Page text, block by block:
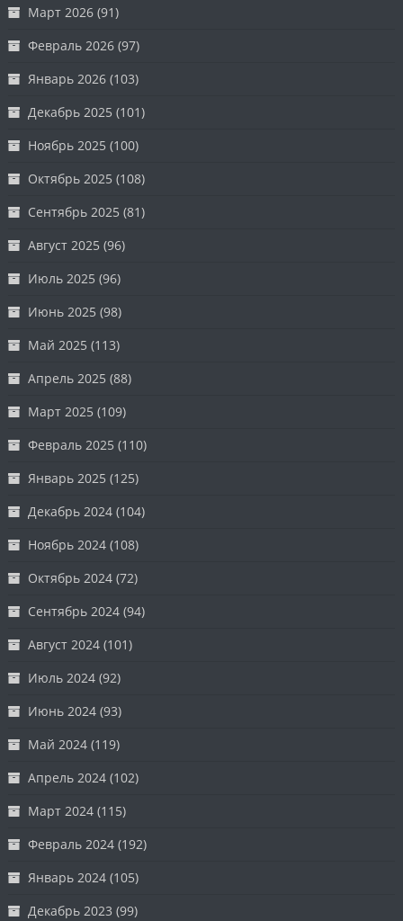
Март 2026 (91)
Февраль 2026 (97)
Январь 2026 (103)
Декабрь 2025 (101)
Ноябрь 2025 (100)
Октябрь 2025 (108)
Сентябрь 2025 (81)
Август 2025 (96)
Июль 2025 (96)
Июнь 2025 (98)
Май 2025 (113)
Апрель 2025 (88)
Март 2025 (109)
Февраль 2025 (110)
Январь 2025 (125)
Декабрь 2024 (104)
Ноябрь 2024 (108)
Октябрь 2024 (72)
Сентябрь 2024 (94)
Август 2024 (101)
Июль 2024 (92)
Июнь 2024 (93)
Май 2024 (119)
Апрель 2024 (102)
Март 2024 (115)
Февраль 2024 (192)
Январь 2024 (105)
Декабрь 2023 (99)